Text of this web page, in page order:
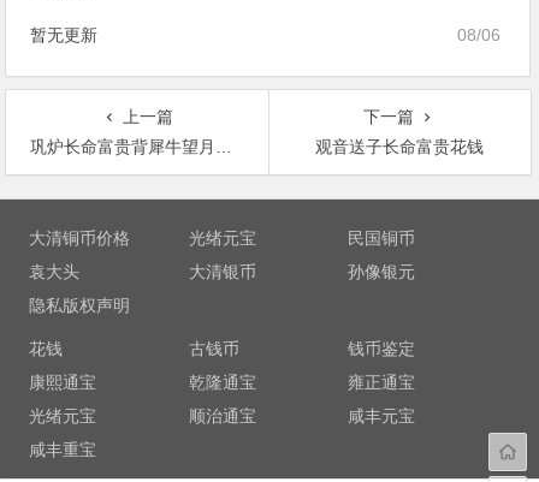
08/06
暂无更新
上一篇
巩炉长命富贵背犀牛望月花钱
下一篇
观音送子长命富贵花钱
文
大清铜币价格 光绪元宝
民国铜币
袁大头
大清银币
孙像银元
隐私版权声明
花钱 古钱币
钱币鉴定
康熙通宝
乾隆通宝
雍正通宝
光绪元宝
顺治通宝
咸丰元宝
咸丰重宝